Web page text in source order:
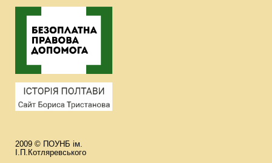
2009 © ПОУНБ ім.
І.П.Котляревського